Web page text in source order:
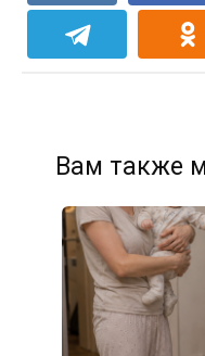
Вам также